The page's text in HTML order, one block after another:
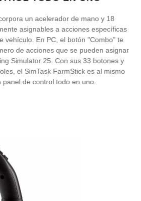
un acelerador de mano y 18
asignables a acciones específicas
vehículo. En PC, el botón "Combo" te
de acciones que se pueden asignar
Simulator 25. Con sus 33 botones y
el SimTask FarmStick es al mismo
de control todo en uno.